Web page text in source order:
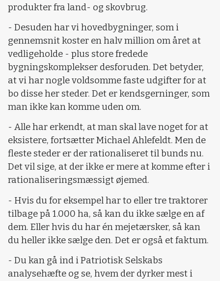
produkter fra land- og skovbrug.
- Desuden har vi hovedbygninger, som i
gennemsnit koster en halv million om året at
vedligeholde - plus store fredede
bygningskomplekser desforuden. Det betyder,
at vi har nogle voldsomme faste udgifter for at
bo disse her steder. Det er kendsgerninger, som
man ikke kan komme uden om.
- Alle har erkendt, at man skal lave noget for at
eksistere, fortsætter Michael Ahlefeldt. Men de
fleste steder er der rationaliseret til bunds nu.
Det vil sige, at der ikke er mere at komme efter i
rationaliseringsmæssigt øjemed.
- Hvis du for eksempel har to eller tre traktorer
tilbage på 1.000 ha, så kan du ikke sælge en af
dem. Eller hvis du har én mejetærsker, så kan
du heller ikke sælge den. Det er også et faktum.
- Du kan gå ind i Patriotisk Selskabs
analysehæfte og se, hvem der dyrker mest i